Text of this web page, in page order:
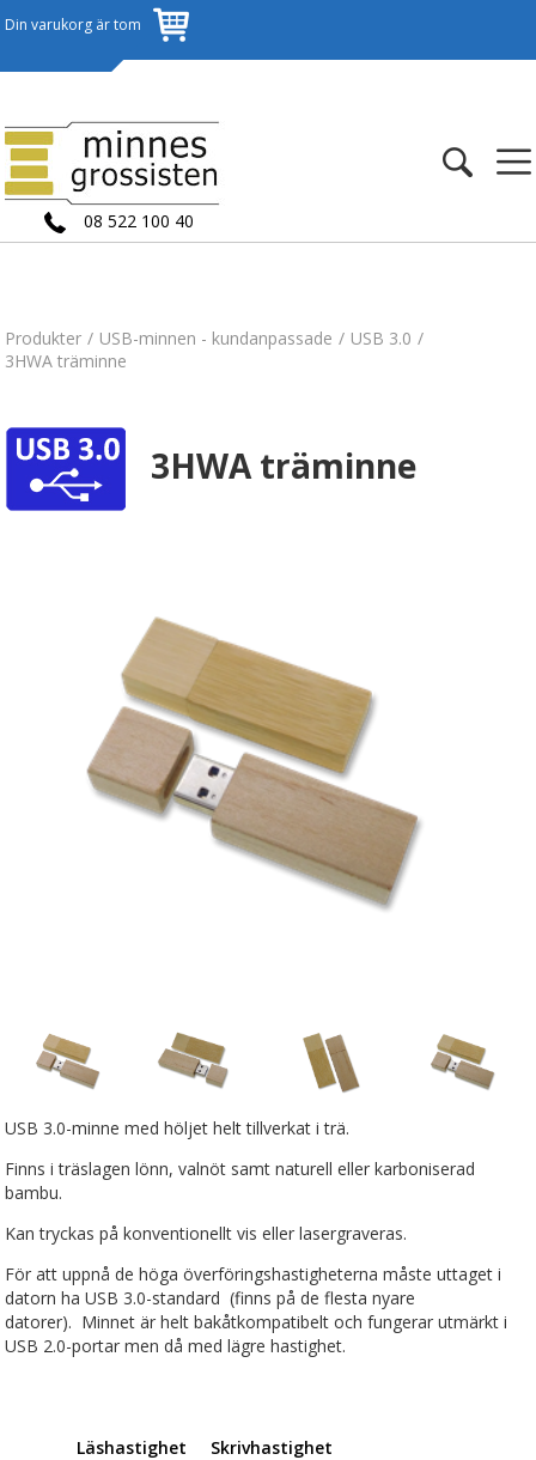
08 522 100 40
Din varukorg är tom
Produkter USB-minnen - kundanpassade
USB 3.0
3HWA träminne
3HWA träminne
USB 3.0-minne med höljet helt tillverkat i trä.
Finns i träslagen lönn, valnöt samt naturell eller karboniserad
bambu.
Kan tryckas på konventionellt vis eller lasergraveras.
För att uppnå de höga överföringshastigheterna måste uttaget i
datorn ha USB 3.0-standard (finns på de flesta nyare
datorer). Minnet är helt bakåtkompatibelt och fungerar utmärkt i
USB 2.0-portar men då med lägre hastighet.
Läshastighet
Skrivhastighet